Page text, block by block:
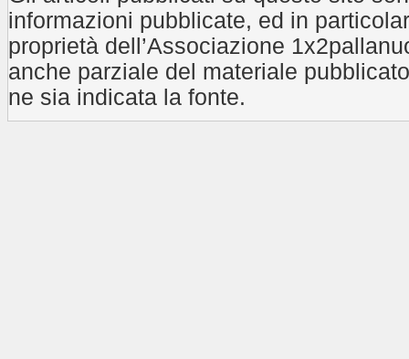
informazioni pubblicate, ed in
proprietà dell’Associazione
anche parziale del materiale
ne sia indicata la fonte.